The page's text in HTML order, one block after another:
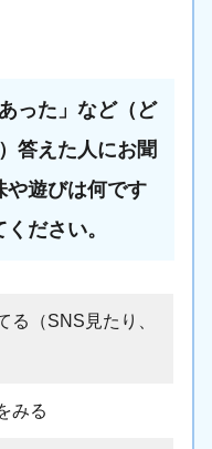
った」など（ど
答えた人にお聞
や遊びは何です
ださい。
る（SNS見たり、
みる